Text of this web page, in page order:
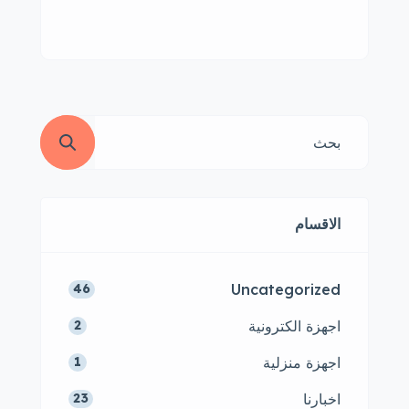
الاقسام
Uncategorized
46
اجهزة الكترونية 2
اجهزة منزلية 1
اخبارنا 23